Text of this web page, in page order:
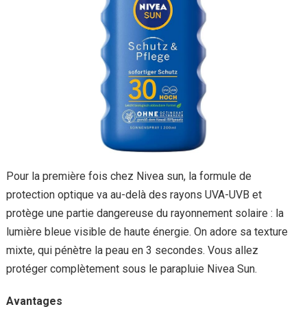
Pour la première fois chez Nivea sun, la formule de
protection optique va au-delà des rayons UVA-UVB et
protège une partie dangereuse du rayonnement solaire : la
lumière bleue visible de haute énergie. On adore sa texture
mixte, qui pénètre la peau en 3 secondes. Vous allez
protéger complètement sous le parapluie Nivea Sun.
Avantages